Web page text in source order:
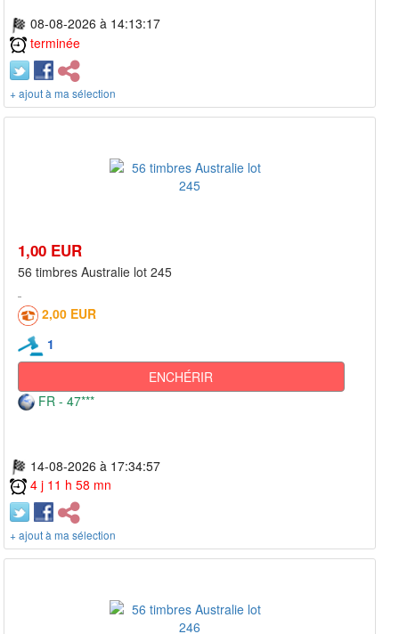
08-08-2026 à 14:13:17
terminée
+ ajout à ma sélection
1,00 EUR
56 timbres Australie lot 245
2,00 EUR
1
ENCHÉRIR
FR - 47***
14-08-2026 à 17:34:57
4 j 11 h 58 mn
+ ajout à ma sélection